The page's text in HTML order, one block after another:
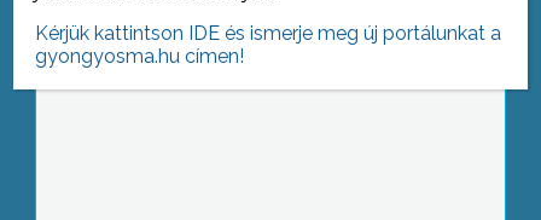
Kérjük kattintson IDE és ismerje meg új portálunkat a
gyongyosma.hu címen!